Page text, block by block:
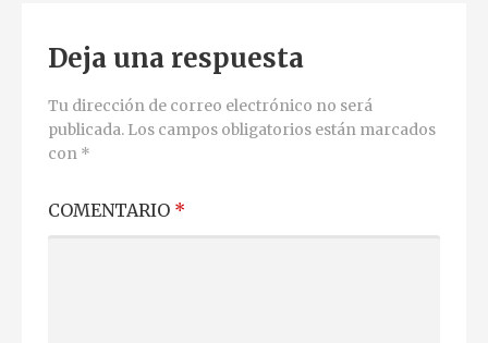
entradas
Deja una respuesta
Tu dirección de correo electrónico no será
publicada. Los campos obligatorios están marcados
con *
COMENTARIO *